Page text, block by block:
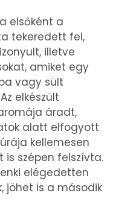
elsőként a
tekeredett fel,
illetve
amiket egy
vagy sült
elkészült
áradt,
alatt elfogyott
kellemesen
is szépen felszívta.
elégedetten
jöhet is a második